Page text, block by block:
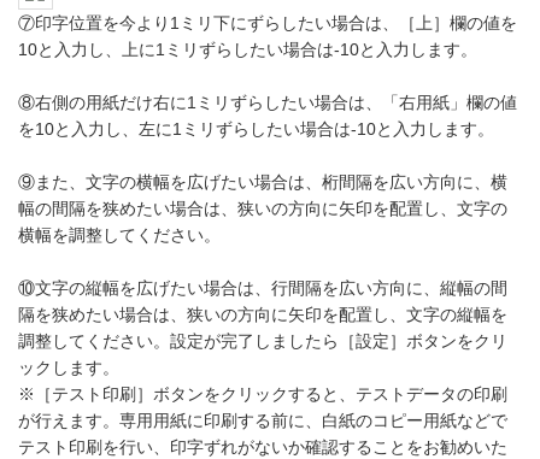
⑦印字位置を今より1ミリ下にずらしたい場合は、［上］欄の値を
10と入力し、上に1ミリずらしたい場合は-10と入力します。
⑧右側の用紙だけ右に1ミリずらしたい場合は、「右用紙」欄の値
を10と入力し、左に1ミリずらしたい場合は-10と入力します。
⑨また、文字の横幅を広げたい場合は、桁間隔を広い方向に、横
幅の間隔を狭めたい場合は、狭いの方向に矢印を配置し、文字の
横幅を調整してください。
⑩文字の縦幅を広げたい場合は、行間隔を広い方向に、縦幅の間
隔を狭めたい場合は、狭いの方向に矢印を配置し、文字の縦幅を
調整してください。設定が完了しましたら［設定］ボタンをクリ
ックします。
※［テスト印刷］ボタンをクリックすると、テストデータの印刷
が行えます。専用用紙に印刷する前に、白紙のコピー用紙などで
テスト印刷を行い、印字ずれがないか確認することをお勧めいた